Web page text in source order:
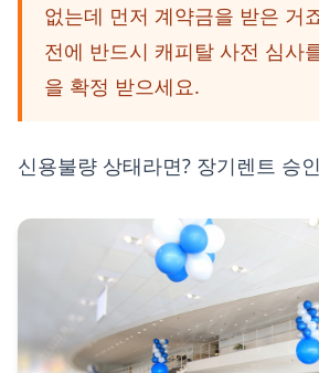
없는데 먼저 계약금을 받은 거
전에 반드시 캐피탈 사전 심사
을 확정 받으세요.
신용불량 상태라면? 장기렌트 승